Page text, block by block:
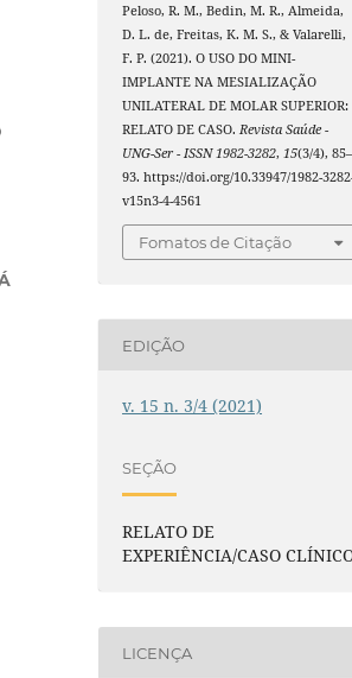
Peloso, R. M., Bedin, M. R., Almeida,
D. L. de, Freitas, K. M. S., & Valarelli,
F. P. (2021). O USO DO MINI-
IMPLANTE NA MESIALIZAÇÃO
UNILATERAL DE MOLAR SUPERIOR:
RELATO DE CASO. Revista Saúde -
UNG-Ser - ISSN 1982-3282, 15(3/4), 85–
93. https://doi.org/10.33947/1982-
v15n3-4-4561
Fomatos de Citação
EDIÇÃO
v. 15 n. 3/4 (2021)
SEÇÃO
RELATO DE
EXPERIÊNCIA/CASO
LICENÇA